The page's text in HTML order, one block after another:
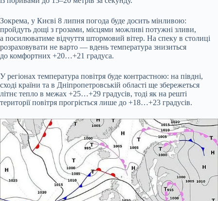
Зокрема, у Києві 8 липня погода буде досить мінливою:
пройдуть дощі з грозами, місцями можливі потужні зливи,
а посилюватиме відчуття штормовий вітер. На спеку в столиці
розраховувати не варто — вдень температура знизиться
до комфортних +20…+21 градуса.
У регіонах температура повітря буде контрастною: на півдні,
сході країни та в Дніпропетровській області ще збережеться
літнє тепло в межах +25…+29 градусів, тоді як на решті
території повітря прогріється лише до +18…+23 градусів.